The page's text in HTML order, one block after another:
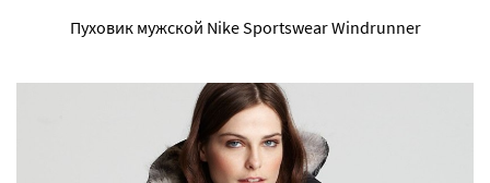
Пуховик мужской Nike Sportswear Windrunner